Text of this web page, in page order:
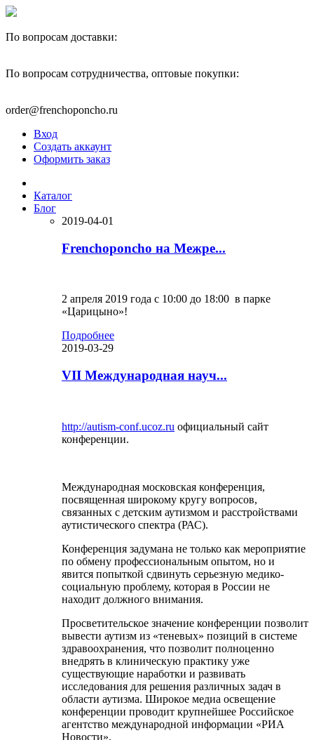
По вопросам доставки:
По вопросам сотрудничества, оптовые покупки:
order@frenchoponcho.ru
Вход
Создать аккаунт
Оформить заказ
Каталог
Блог
2019-04-01
Frenchoponcho на Межре...
2 апреля 2019 года с 10:00 до 18:00 в парке
«Царицыно»!
Подробнее
2019-03-29
VII Международная науч...
http://autism-conf.ucoz.ru официальный сайт
конференции.
Международная московская конференция,
посвященная широкому кругу вопросов,
связанных с детским аутизмом и расстройствами
аутистического спектра (РАС).
Конференция задумана не только как мероприятие
по обмену профессиональным опытом, но и
явится попыткой сдвинуть серьезную медико-
социальную проблему, которая в России не
находит должного внимания.
Просветительское значение конференции позволит
вывести аутизм из «теневых» позиций в системе
здравоохранения, что позволит полноценно
внедрять в клиническую практику уже
существующие наработки и развивать
исследования для решения различных задач в
области аутизма. Широкое медиа освещение
конференции проводит крупнейшее Российское
агентство международной информации «РИА
Новости».